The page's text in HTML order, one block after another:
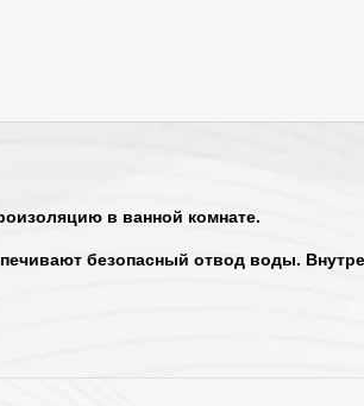
в ванной комнате.
безопасный отвод воды.